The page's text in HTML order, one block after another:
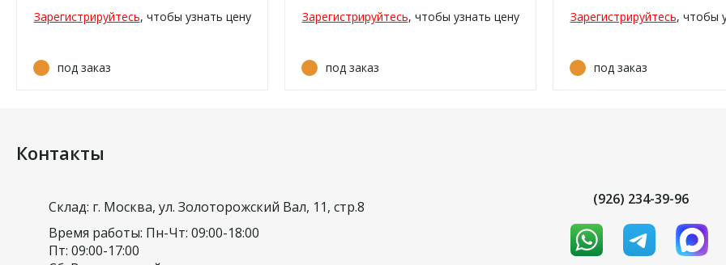
Зарегистрируйтесь, чтобы узнать цену
под заказ
Зарегистрируйтесь, чтобы узнать цену
под заказ
Зарегистрируйтесь, чтобы
под заказ
Контакты
Склад: г. Москва, ул. Золоторожский Вал, 11, стр.8
Время работы: Пн-Чт: 09:00-18:00
Пт: 09:00-17:00
(926) 234-39-96